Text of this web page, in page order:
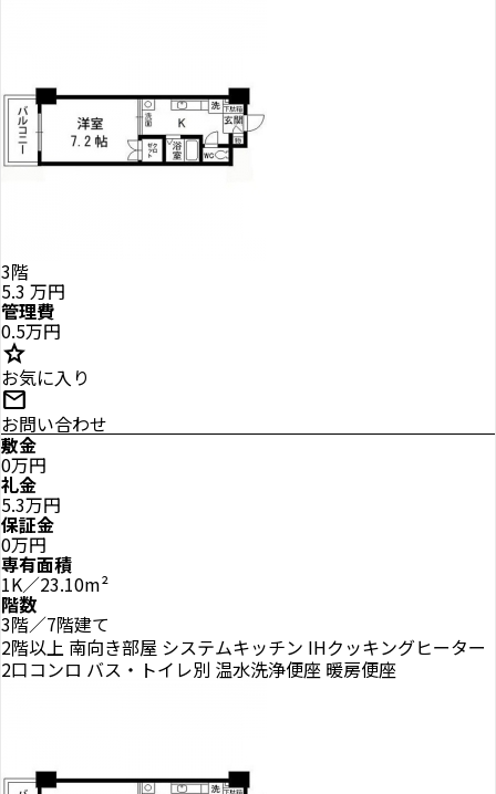
3階
5.3 万円
管理費
0.5万円
star
お気に入り
mail
お問い合わせ
敷金
0万円
礼金
5.3万円
保証金
0万円
専有面積
1K／23.10m²
階数
3階／7階建て
2階以上 南向き部屋 システムキッチン IHクッキングヒーター
2口コンロ バス・トイレ別 温水洗浄便座 暖房便座